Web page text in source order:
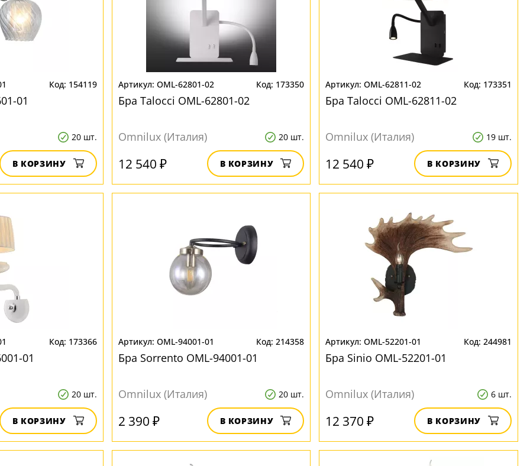
154119
01
20 шт.
В КОРЗИНУ
OML-62801-02 173350
Бра Talocci OML-62801-02
Omnilux (Италия) 20 шт.
12 540 ₽ В КОРЗИНУ
OML-62811-02 173351
Бра Talocci OML-62811-02
Omnilux (Италия) 19 шт.
12 540 ₽ В КОРЗИНУ
173366
01
20 шт.
В КОРЗИНУ
OML-94001-01 214358
Бра Sorrento OML-94001-01
Omnilux (Италия) 20 шт.
2 390 ₽ В КОРЗИНУ
OML-52201-01 244981
Бра Sinio OML-52201-01
Omnilux (Италия) 6 шт.
12 370 ₽ В КОРЗИНУ